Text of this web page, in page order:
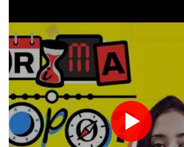
di blackout nazionale
Canottaggio: Mondiali U19, oro per l'Italia
singolo donne
Houthi, 'abbiamo attaccato forze saudite nel
al-Makha'
Houthi, 'abbiamo attaccato forze saudite nel
al-Makha'
Il Papa, 'basta violenze in Ucraina e Russia,